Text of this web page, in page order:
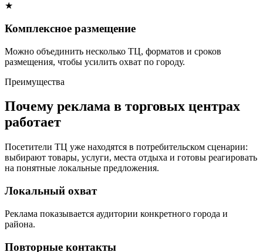
★
Комплексное размещение
Можно объединить несколько ТЦ, форматов и сроков
размещения, чтобы усилить охват по городу.
Преимущества
Почему реклама в торговых центрах
работает
Посетители ТЦ уже находятся в потребительском сценарии:
выбирают товары, услуги, места отдыха и готовы реагировать
на понятные локальные предложения.
Локальный охват
Реклама показывается аудитории конкретного города и
района.
Повторные контакты